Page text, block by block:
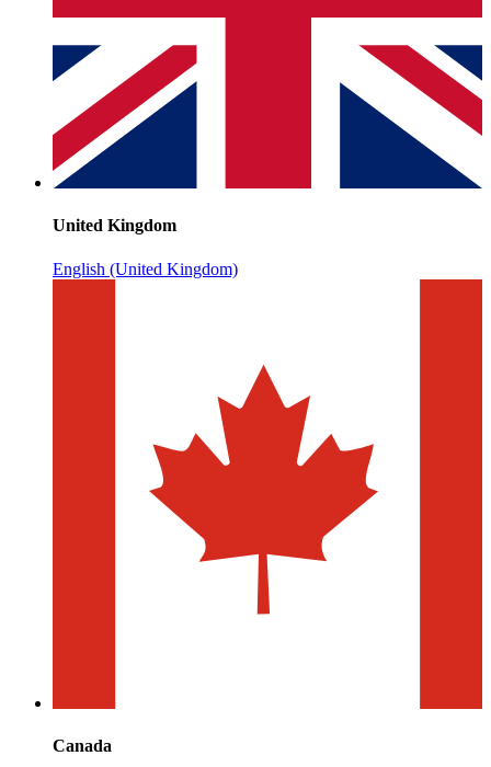
United Kingdom
English (United Kingdom)
Canada